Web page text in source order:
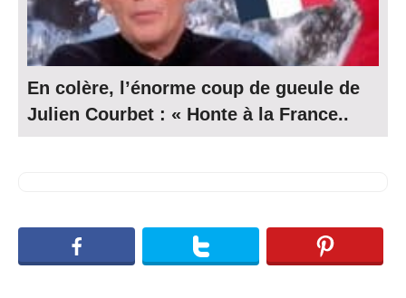
En colère, l’énorme coup de gueule de
Julien Courbet : « Honte à la France..